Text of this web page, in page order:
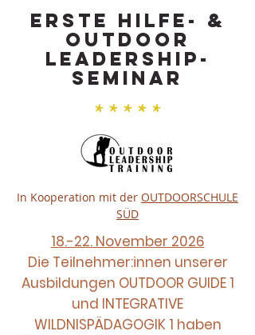
Erste Hilfe- &
Outdoor
Leadership-
Seminar
* * * * *
In Kooperation mit der OUTDOORSCHULE
SÜD
18.-22. November 2026
Die Teilnehmer:innen unserer
Ausbildungen OUTDOOR GUIDE 1
und INTEGRATIVE
WILDNISPÄDAGOGIK 1 haben